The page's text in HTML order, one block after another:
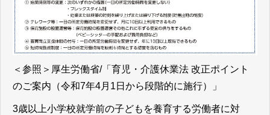
＜参照＞ 厚生労働省/「育児・介護休業法 改正ポイント
のご案内（令和7年4月1日から段階的に施行）」
3歳以上小学校就学前の子どもを養育する労働者に対